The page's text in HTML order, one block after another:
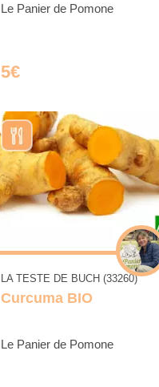
Le Panier de Pomone
5€
LA TESTE DE BUCH (33260)
Curcuma BIO
Le Panier de Pomone